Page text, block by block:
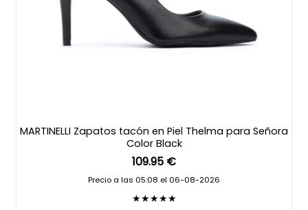
MARTINELLI Zapatos tacón en Piel Thelma para Señora
Color Black
109.95 €
Precio a las 05:08 el 06-08-2026
★★★★★